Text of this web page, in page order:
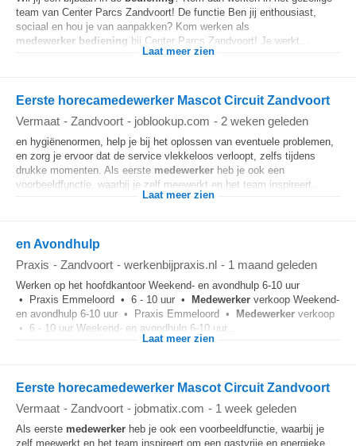
team van Center Parcs Zandvoort! De functie Ben jij enthousiast,
sociaal en hou je van aanpakken? Kom werken als
medewerker bediening bij Center Parcs Zandvoort! Je werkt...
Laat meer zien
Eerste horecamedewerker Mascot Circuit Zandvoort
Vermaat - Zandvoort - joblookup.com - 2 weken geleden
en hygiënenormen, help je bij het oplossen van eventuele problemen,
en zorg je ervoor dat de service vlekkeloos verloopt, zelfs tijdens
drukke momenten. Als eerste medewerker heb je ook een
voorbeeldfunctie, waarbij je zelf meewerkt en het team inspireert...
Laat meer zien
en Avondhulp
Praxis - Zandvoort - werkenbijpraxis.nl - 1 maand geleden
Werken op het hoofdkantoor Weekend- en avondhulp 6-10 uur
• Praxis Emmeloord • 6 - 10 uur •
Medewerker verkoop Weekend-
en avondhulp 6-10 uur • Praxis Emmeloord • Medewerker verkoop
• 6 - 10 uur Weekend- en avondhulp 6-10 uur...
Laat meer zien
Eerste horecamedewerker Mascot Circuit Zandvoort
Vermaat - Zandvoort - jobmatix.com - 1 week geleden
Als eerste medewerker heb je ook een voorbeeldfunctie, waarbij je
zelf meewerkt en het team inspireert om een gastvrije en energieke